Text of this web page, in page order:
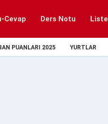
Cevap Ders Notu Liste
PUANLARI 2025 YURTLAR